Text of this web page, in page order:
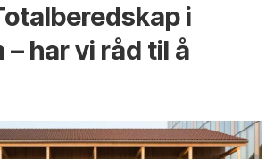
i
har vi råd til å